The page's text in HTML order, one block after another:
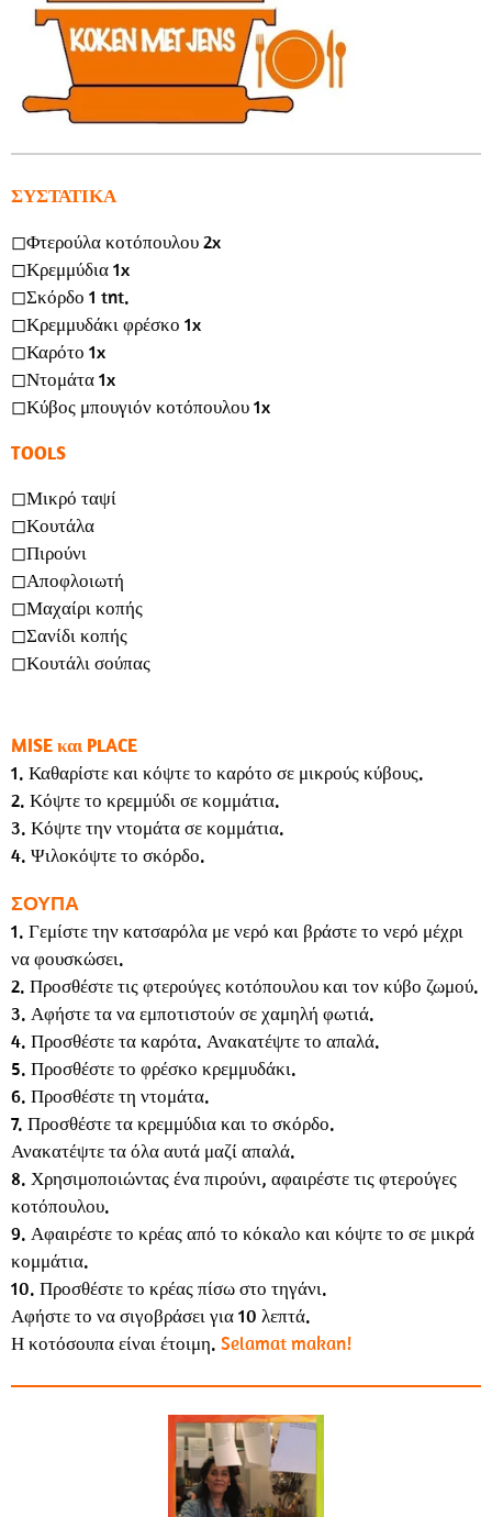
ΣΥΣΤΑΤΙΚΑ
◻︎Φτερούλα κοτόπουλου 2x
◻︎Κρεμμύδια 1x
◻︎Σκόρδο 1 tnt.
◻︎Κρεμμυδάκι φρέσκο ​​1x
◻︎Καρότο 1x
◻︎Ντομάτα 1x
◻︎Κύβος μπουγιόν κοτόπουλου 1x
TOOLS
◻︎Μικρό ταψί
◻︎Κουτάλα
◻︎Πιρούνι
◻︎Αποφλοιωτή
◻︎Μαχαίρι κοπής
◻︎Σανίδι κοπής
◻︎Κουτάλι σούπας
MISE και PLACE
1. Καθαρίστε και κόψτε το καρότο σε μικρούς κύβους.
2. Κόψτε το κρεμμύδι σε κομμάτια.
3. Κόψτε την ντομάτα σε κομμάτια.
4. Ψιλοκόψτε το σκόρδο.
ΣΟΥΠΑ
1. Γεμίστε την κατσαρόλα με νερό και βράστε το νερό μέχρι
να φουσκώσει.
2. Προσθέστε τις φτερούγες κοτόπουλου και τον κύβο ζωμού.
3. Αφήστε τα να εμποτιστούν σε χαμηλή φωτιά.
4. Προσθέστε τα καρότα. Ανακατέψτε το απαλά.
5. Προσθέστε το φρέσκο κρεμμυδάκι.
6. Προσθέστε τη ντομάτα.
7. Προσθέστε τα κρεμμύδια και το σκόρδο.
Ανακατέψτε τα όλα αυτά μαζί απαλά.
8. Χρησιμοποιώντας ένα πιρούνι, αφαιρέστε τις φτερούγες
κοτόπουλου.
9. Αφαιρέστε το κρέας από το κόκαλο και κόψτε το σε μικρά
κομμάτια.
10. Προσθέστε το κρέας πίσω στο τηγάνι.
Αφήστε το να σιγοβράσει για 10 λεπτά.
Η κοτόσουπα είναι έτοιμη. Selamat makan!